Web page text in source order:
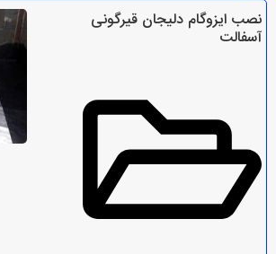
نصب ایزوگام دلیجان قیرگونی
آسفالت